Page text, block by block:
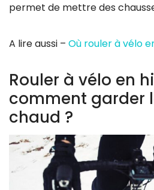
permet de mettre des
A lire aussi – Où rouler à vélo
Rouler à vélo en
comment garder
chaud ?